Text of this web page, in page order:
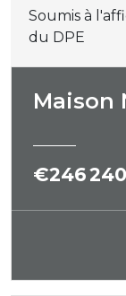
Soumis à
du DPE
Maison
€246 240